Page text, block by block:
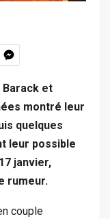
Barack et
montré leur
quelques
leur possible
janvier,
rumeur.
couple